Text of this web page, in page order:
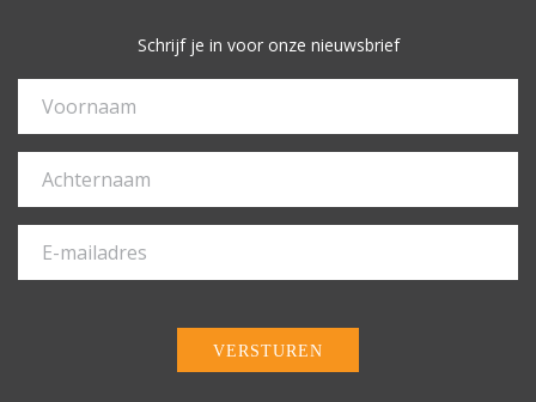
Schrijf je in voor onze nieuwsbrief
VERSTUREN